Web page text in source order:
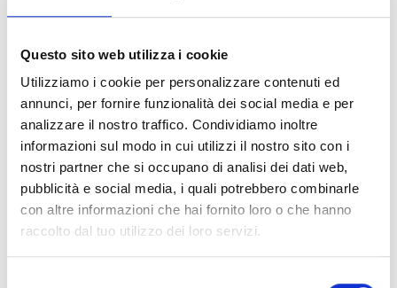
Questo sito web utilizza i cookie
Utilizziamo i cookie per personalizzare contenuti ed
annunci, per fornire funzionalità dei social media e per
analizzare il nostro traffico. Condividiamo inoltre
informazioni sul modo in cui utilizzi il nostro sito con i
nostri partner che si occupano di analisi dei dati web,
pubblicità e social media, i quali potrebbero combinarle
con altre informazioni che hai fornito loro o che hanno
raccolto dal tuo utilizzo dei loro servizi.
INFORMAZIONI TECNICHE
ULTERIORI INFORMAZIONI
PRODOTTI CORRELATI